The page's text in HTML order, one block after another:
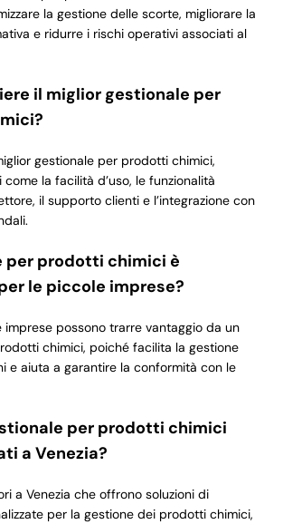
la gestione delle scorte, migliorare la
e ridurre i rischi operativi associati al
il miglior gestionale per
gestionale per prodotti chimici,
la facilità d’uso, le funzionalità
il supporto clienti e l’integrazione con
per prodotti chimici è
le piccole imprese?
imprese possono trarre vantaggio da un
chimici, poiché facilita la gestione
e aiuta a garantire la conformità con le
per prodotti chimici
a Venezia?
a Venezia che offrono soluzioni di
per la gestione dei prodotti chimici,